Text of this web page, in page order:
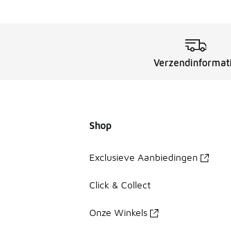
Shop
Exclusieve Aanbiedingen
Click & Collect
Onze Winkels